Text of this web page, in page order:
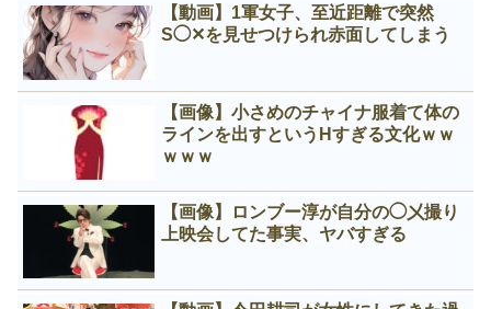
【動画】1軍女子、至近距離で突然
S◯✕を見せつけられ赤面してしまう
【画像】小さめのチャイナ服着て体の
ラインを出すというНすぎる文化ｗｗ
ｗｗｗ
【画像】ロンブー淳が自分の◯㐅撮り
上映会してた事実、ヤバすぎる